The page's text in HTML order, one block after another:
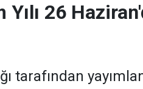
26
tarafından